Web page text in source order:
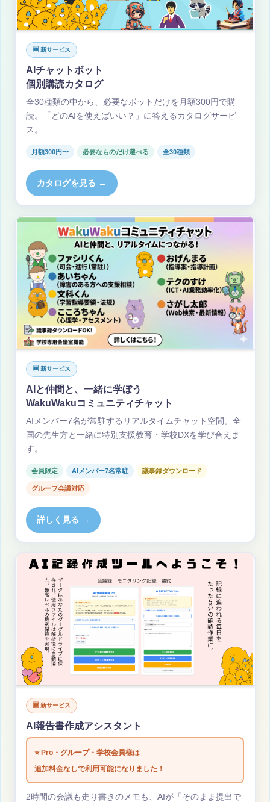
🆕 新サービス
AIチャットボット
個別購読カタログ
全30種類の中から、必要なボットだけを月額300円で購
読。「どのAIを使えばいい？」に答えるカタログサービ
ス。
月額300円〜 必要なものだけ選べる 全30種類
カタログを見る →
🆕 新サービス
AIと仲間と、一緒に学ぼう
WakuWakuコミュニティチャット
AIメンバー7名が常駐するリアルタイムチャット空間。全
国の先生方と一緒に特別支援教育・学校DXを学び合えま
す。
会員限定 AIメンバー7名常駐 議事録ダウンロード
グループ会議対応
詳しく見る →
🆕 新サービス
AI報告書作成アシスタント
⭐ Pro・グループ・学校会員様は
追加料金なしで利用可能になりました！
2時間の会議も走り書きのメモも、AIが「そのまま提出で